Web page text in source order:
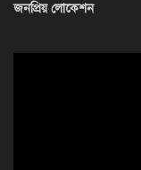
জনপ্রিয় লোকেশন